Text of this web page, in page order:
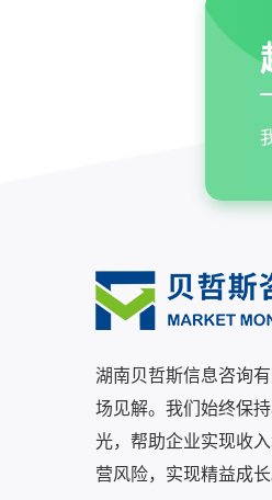
湖南贝哲斯信息咨询
场见解。我们始终保
光，帮助企业实现收
营风险，实现精益成长